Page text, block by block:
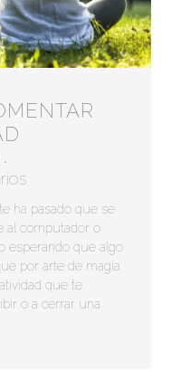
•
ha pasado que se
al computador o
esperando que algo
por arte de magia
que te
o a cerrar una